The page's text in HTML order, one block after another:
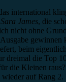
international
Sara James, die
nicht ohne
gewinnen
beim
dreimal die Top
die Kleinen
wieder auf Rang 2.